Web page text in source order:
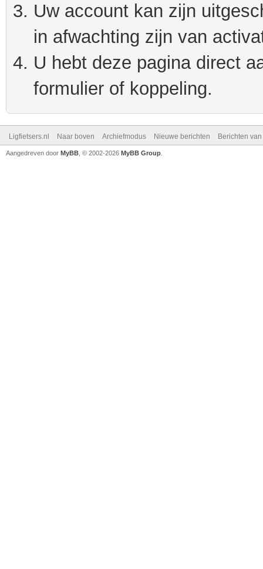
Uw account kan zijn
in afwachting zijn van
U hebt deze pagina direct
formulier of koppeling.
Ligfietsers.nl Naar boven Archiefmodus Nieuwe berichten Berichten
Aangedreven door MyBB , © 2002-2026 MyBB Group